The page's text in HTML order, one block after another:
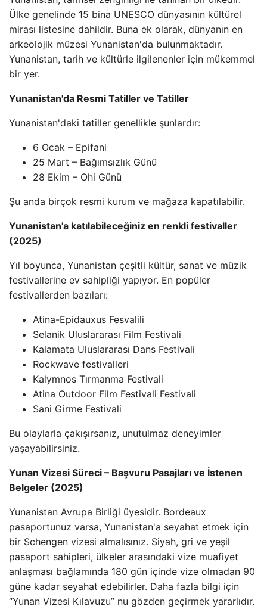
Ülke genelinde 15 bina UNESCO dünyasının kültürel
mirası listesine dahildir. Buna ek olarak, dünyanın en
arkeolojik müzesi Yunanistan'da bulunmaktadır.
Yunanistan, tarih ve kültürle ilgilenenler için mükemmel
bir yer.
Yunanistan'da Resmi Tatiller ve Tatiller
Yunanistan'daki tatiller genellikle şunlardır:
6 Ocak – Epifani
25 Mart – Bağımsızlık Günü
28 Ekim – Ohi Günü
Şu anda birçok resmi kurum ve mağaza kapatılabilir.
Yunanistan'a katılabileceğiniz en renkli festivaller
(2025)
Yıl boyunca, Yunanistan çeşitli kültür, sanat ve müzik
festivallerine ev sahipliği yapıyor. En popüler
festivallerden bazıları:
Atina-Epidauxus Fesvalili
Selanik Uluslararası Film Festivali
Kalamata Uluslararası Dans Festivali
Rockwave festivalleri
Kalymnos Tırmanma Festivali
Atina Outdoor Film Festivali Festivali
Sani Girme Festivali
Bu olaylarla çakışırsanız, unutulmaz deneyimler
yaşayabilirsiniz.
Yunan Vizesi Süreci – Başvuru Pasajları ve İstenen
Belgeler (2025)
Yunanistan Avrupa Birliği üyesidir. Bordeaux
pasaportunuz varsa, Yunanistan'a seyahat etmek için
bir Schengen vizesi almalısınız. Siyah, gri ve yeşil
pasaport sahipleri, ülkeler arasındaki vize muafiyet
anlaşması bağlamında 180 gün içinde vize olmadan 90
güne kadar seyahat edebilirler. Daha fazla bilgi için
“Yunan Vizesi Kılavuzu” nu gözden geçirmek yararlıdır.